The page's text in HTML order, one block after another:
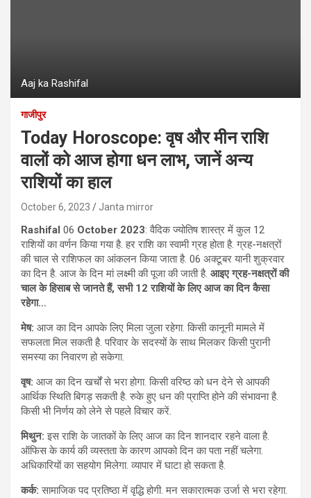
Aaj ka Rashifal
गाजीपुर
Today Horoscope: वृष और मीन राशि
वालों को आज होगा धन लाभ, जानें अन्य
राशियों का हाल
October 6, 2023 Janta mirror
Rashifal 06 October 2023: वैदिक ज्योतिष शास्त्र में कुल 12
राशियों का वर्णन किया गया है. हर राशि का स्वामी ग्रह होता है. ग्रह-नक्षत्रों
की चाल से राशिफल का आंकलन किया जाता है. 06 अक्टूबर यानी शुक्रवार
का दिन है. आज के दिन मां लक्ष्मी की पूजा की जाती है. आइए ग्रह-नक्षत्रों की
चाल के हिसाब से जानते हैं,सभी12राशियों के लिए आज का दिन कैसा
रहेगा…
मेष: आज का दिन आपके लिए मिला जुला रहेगा. किसी कानूनी मामले में
सफलता मिल सकती है. परिवार के सदस्यों के साथ मिलकर किसी पुरानी
समस्या का निवारण हो सकेगा.
वृष: आज का दिन खर्चों से भरा होगा. किसी वरिष्ठ को धन देने से आपकी
आर्थिक स्थिति बिगड़ सकती है. रुके हुए धन की प्राप्ति होने की संभावना है.
किसी भी निर्णय को लेने से पहले विचार करें.
मिथुन: इस राशि के जातकों के लिए आज का दिन शानदार रहने वाला है.
ऑफिस के कार्य की व्यस्तता के कारण आपको दिन का पता नहीं चलेगा.
अधिकारियों का सहयोग मिलेगा. व्यापार में घाटा हो सकता है.
कर्क: सामाजिक पद प्रतिष्ठा में वृद्धि होगी. मन सकारात्मक उर्जा से भरा रहेगा.